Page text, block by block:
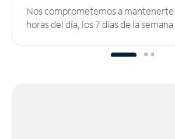
Nos comprometemos a mantenerte
horas del día, los 7 días de la semana.